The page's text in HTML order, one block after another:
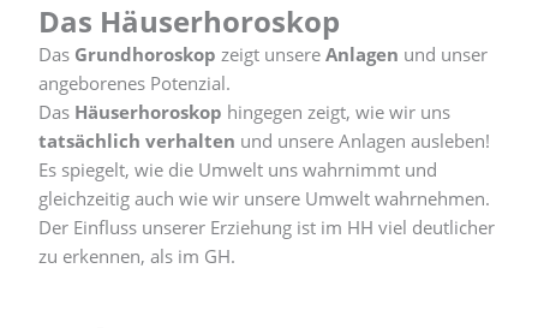
Das Häuserhoroskop
Das Grundhoroskop zeigt unsereAnlagen und unser
angeborenes Potenzial.
Das Häuserhoroskop hingegen zeigt, wie wir uns
tatsächlich verhalten und unsere Anlagen ausleben!
Es spiegelt, wie die Umwelt uns wahrnimmt und
gleichzeitig auch wie wir unsere Umwelt wahrnehmen.
Der Einfluss unserer Erziehung ist im HH viel deutlicher
zu erkennen, als im GH.